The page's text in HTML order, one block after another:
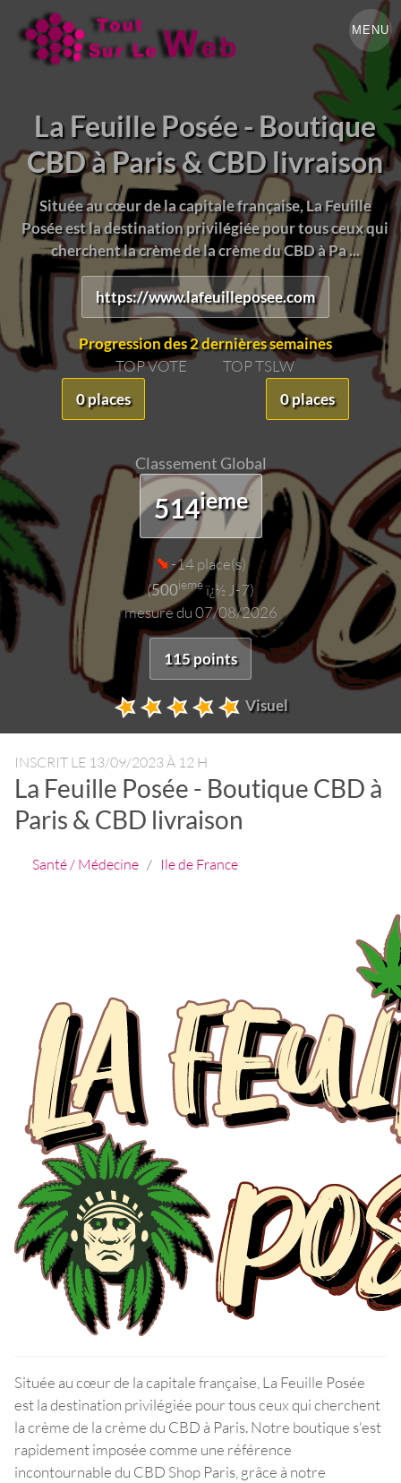
MENU
La Feuille Posée - Boutique
CBD à Paris & CBD livraison
Située au cœur de la capitale française, La Feuille
Posée est la destination privilégiée pour tous ceux qui
cherchent la crème de la crème du CBD à Pa ...
https://www.lafeuilleposee.com
Progression des 2 dernières semaines
TOP VOTE
0 places
TOP TSLW
0 places
Classement Global
514ieme
-14 place(s)
(500iemeï¿½ J-7)
mesure du 07/08/2026
115 points
Visuel
INSCRIT LE 13/09/2023 À 12 H
La Feuille Posée - Boutique CBD à
Paris & CBD livraison
Santé / Médecine / Ile de France
Située au cœur de la capitale française, La Feuille Posée
est la destination privilégiée pour tous ceux qui cherchent
la crème de la crème du CBD à Paris. Notre boutique s'est
rapidement imposée comme une référence
incontournable du CBD Shop Paris, grâce à notre